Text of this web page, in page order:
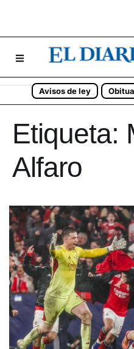
Avisos de ley
Etiqueta:
Alfaro